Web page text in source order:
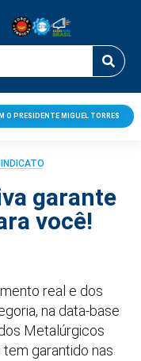
O PRESIDENTE MIGUEL TORRES
garante
você!
real e dos
na data-base
Metalúrgicos
garantido nas